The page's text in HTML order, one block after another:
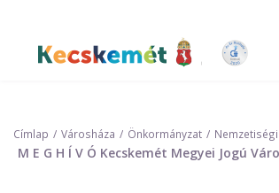
tartalomra
Kecskemét Város
Címlap Városháza Önkormányzat
M E G H Í V Ó Kecskemét Megyei Jogú